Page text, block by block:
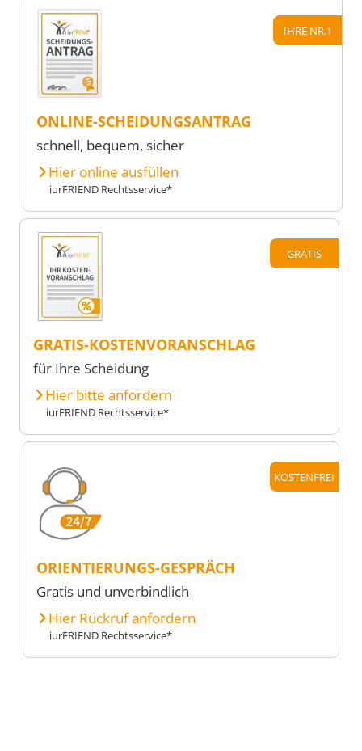
IHRE NR.1
ONLINE-SCHEIDUNGSANTRAG
schnell, bequem, sicher
Hier online ausfüllen
iurFRIEND Rechtsservice*
GRATIS
GRATIS-KOSTENVORANSCHLAG
für Ihre Scheidung
Hier bitte anfordern
iurFRIEND Rechtsservice*
KOSTENFREI
ORIENTIERUNGS-GESPRÄCH
Gratis und unverbindlich
Hier Rückruf anfordern
iurFRIEND Rechtsservice*